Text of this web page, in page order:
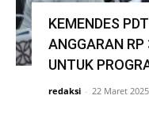
KEMENDES
ANGGARAN
UNTUK
redaksi - 22 Maret 2025